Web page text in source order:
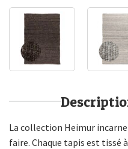
La collection Heimur
faire. Chaque tapis est tissé